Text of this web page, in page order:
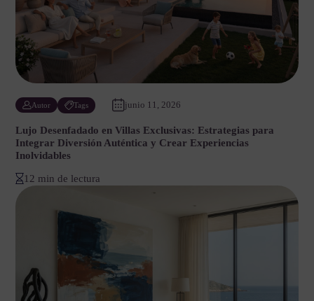
Autor Tags junio 11, 2026
Lujo Desenfadado en Villas Exclusivas: Estrategias para
Integrar Diversión Auténtica y Crear Experiencias
Inolvidables
12 min de lectura